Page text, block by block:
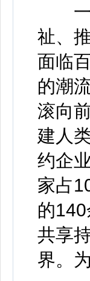
一
祉、
面临
的潮
滚向
建人
约企
家占
的
共享
界。